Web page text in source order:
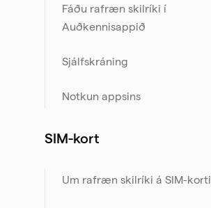
Fáðu rafræn skilríki í
Auðkennisappið
Sjálfskráning
Notkun appsins
SIM-kort
Um rafræn skilríki á SIM-korti